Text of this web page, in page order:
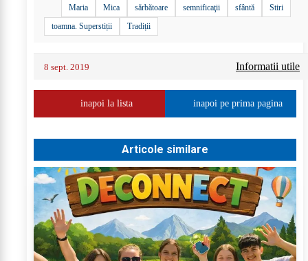
Maria Mica sărbătoare semnificaţii sfântă
Stiri
toamna. Superstiții
Tradiții
8 sept. 2019 Informatii utile
inapoi la lista inapoi pe prima pagina
Articole similare